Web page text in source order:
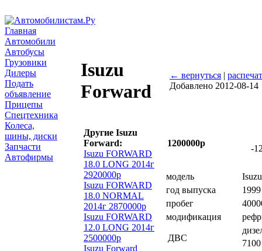
Главная
Автомобили
Автобусы
Грузовики
Дилеры
Подать
объявление
Прицепы
Спецтехника
Колеса,
шины, диски
Запчасти
Автофирмы
Isuzu
Forward
← вернуться |
Добавлено 2012-08-14
Другие Isuzu
Forward:
Isuzu FORWARD
18.0 LONG 2014г
2920000р
Isuzu FORWARD
18.0 NORMAL
2014г 2870000р
Isuzu FORWARD
12.0 LONG 2014г
2500000р
Isuzu Forward
1200000р
-
модель
год выпуска
1999
пробег
модификация
ДВС